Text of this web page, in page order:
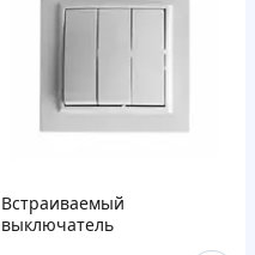
Встраиваемый
выключатель